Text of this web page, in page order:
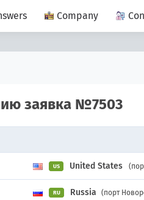
Company
заявка №7503
US United States
RU Russia (порт